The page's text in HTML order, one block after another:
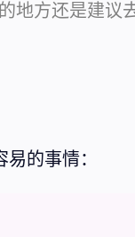
地方还是建议
的事情：